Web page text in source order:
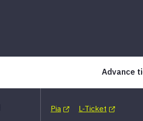
Advance
Pia L-Ticket